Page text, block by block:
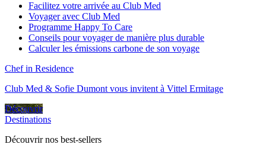
Facilitez votre arrivée au Club Med
Voyager avec Club Med
Programme Happy To Care
Conseils pour voyager de manière plus durable
Calculer les émissions carbone de son voyage
Chef in Residence
Club Med & Sofie Dumont vous invitent à Vittel Ermitage
Découvrir
Destinations
Découvrir nos best-sellers